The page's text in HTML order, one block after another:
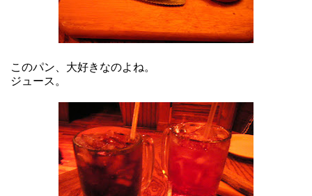
このパン、大好きなのよね。
ジュース。